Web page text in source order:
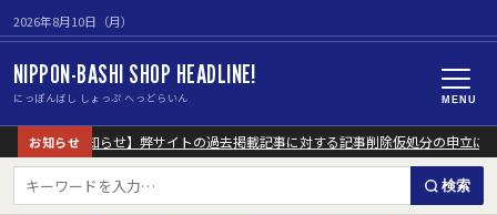
2026年8月10日（月）
NIPPON-BASHI SHOP HEADLINE!
にっぽんばし しょっぷ へっどらいん MENU
お知らせ
【重要なお知らせ】弊サイトの過去掲載記事に対する記事削除仮処分の申立につ
検索